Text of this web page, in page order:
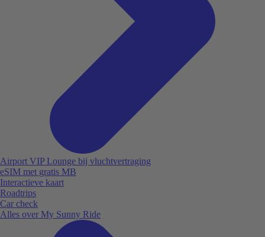
Airport VIP Lounge bij vluchtvertraging
eSIM met gratis MB
Interactieve kaart
Roadtrips
Car check
Alles over My Sunny Ride